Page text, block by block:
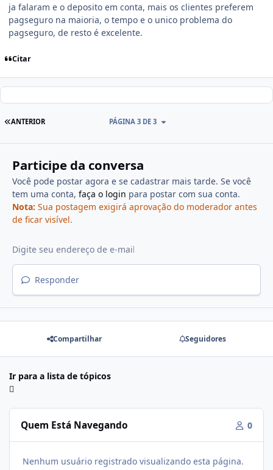
ja falaram e o deposito em conta, mais os clientes preferem
pagseguro na maioria, o tempo e o unico problema do
pagseguro, de resto é excelente.
Citar
ANTERIOR PÁGINA 3 DE 3
Participe da conversa
Você pode postar agora e se cadastrar mais tarde. Se você
tem uma conta, faça o login para postar com sua conta.
Nota: Sua postagem exigirá aprovação do moderador antes
de ficar visível.
Responder
Compartilhar Seguidores
Ir para a lista de tópicos
Quem Está Navegando 0
Nenhum usuário registrado visualizando esta página.